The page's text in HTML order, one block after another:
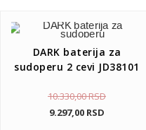
DARK baterija za
sudoperu 2 cevi JD38101
10.330,00RSD
9.297,00 RSD